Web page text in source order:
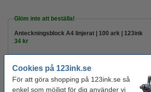
Cookies på 123ink.se
För att göra shopping på 123ink.se så
enkel som möjligt för dig använder vi
Glöm inte att beställa!
Anteckningsblock A4 linjerat | 100 ark | 123ink
34 kr
Anteckningsblock A4 linjerat | 100 ark | 123ink |
295 kr